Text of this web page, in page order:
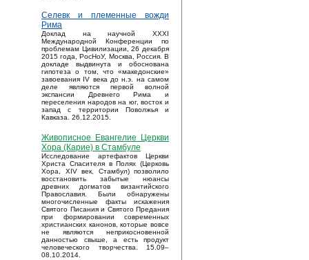
Селевк и племенные вожди
Рима
Доклад на научной XXXI
Международной Конференции по
проблемам Цивилизации, 26 декабря
2015 года, РосНоУ, Москва, Россия. В
докладе выдвинута и обоснована
гипотеза о том, что «македонские»
завоевания IV века до н.э. на самом
деле являются первой волной
экспансии Древнего Рима и
переселения народов на юг, восток и
запад с территории Поволжья и
Кавказа. 26.12.2015.
Живописное Евангелие Церкви
Хора (Карие) в Стамбуле
Исследование артефактов Церкви
Христа Спасителя в Полях (Церковь
Хора, XIV век, Стамбул) позволило
восстановить забытые нюансы
древних догматов византийского
Православия. Были обнаружены
многочисленные факты искажения
Святого Писания и Святого Предания
при формировании современных
христианских канонов, которые вовсе
не являются неприкосновенной
данностью свыше, а есть продукт
человеческого творчества. 15.09–
08.10.2014.